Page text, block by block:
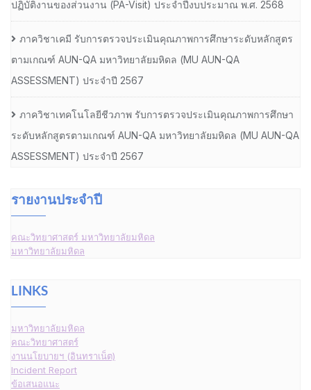
ปฏิบัติงานของส่วนงาน (PA-Visit) ประจำปีงบประมาณ พ.ศ. 2568
ภาควิชาเคมี รับการตรวจประเมินคุณภาพการศึกษาระดับหลักสูตร
ตามเกณฑ์ AUN-QA มหาวิทยาลัยมหิดล (MU AUN-QA
ASSESSMENT) ประจำปี 2567
ภาควิชาเทคโนโลยีชีวภาพ รับการตรวจประเมินคุณภาพการศึกษา
ระดับหลักสูตรตามเกณฑ์ AUN-QA มหาวิทยาลัยมหิดล (MU AUN-QA
ASSESSMENT) ประจำปี 2567
รายงานประจำปี
คณะวิทยาศาสตร์ มหาวิทยาลัยมหิดล
มหาวิทยาลัยมหิดล
LINKS
มหาวิทยาลัยมหิดล
คณะวิทยาศาสตร์
งานนโยบายฯ (อินทราเน็ต)
Incident Report
ข้อเสนอแนะ